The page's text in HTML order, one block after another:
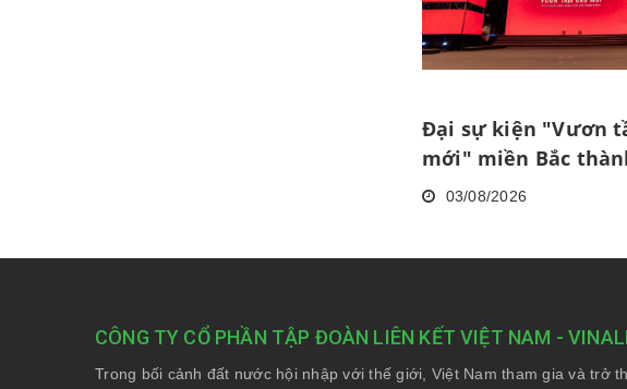
Đại sự kiện "Vươn
mới" miền Bắc
rực rỡ
03/08/2026
CÔNG TY CỔ PHẦN TẬP ĐOÀN LIÊN KẾT VIỆT NAM -
Trong bối cảnh đất nước hội nhập với thế giới, Việt Nam tham gia và trở